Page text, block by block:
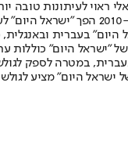
לעיתונות טובה
תשלום. המהדורה המודפסת
"ישראל היום" כוללות
בעברית, במטרה
ישראל היום" מציע